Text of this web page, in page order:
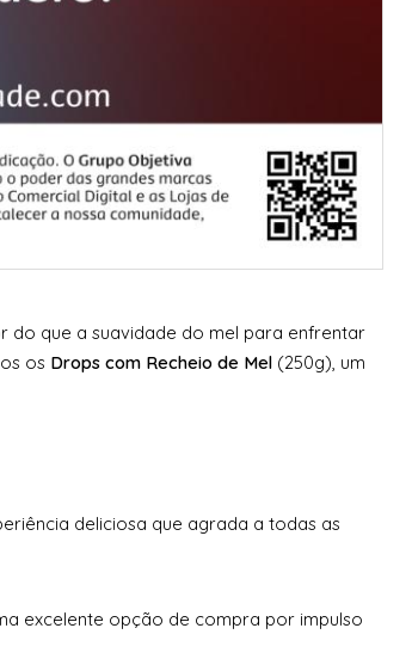
do que a suavidade do mel para enfrentar
os Drops com Recheio de Mel (250g), um
deliciosa que agrada a todas as
excelente opção de compra por impulso